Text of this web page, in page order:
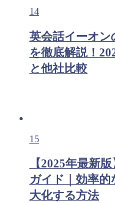
14
英会話イーオン
を徹底解説！
と他社比較
15
【2025年最新
ガイド｜効率
大化する方法